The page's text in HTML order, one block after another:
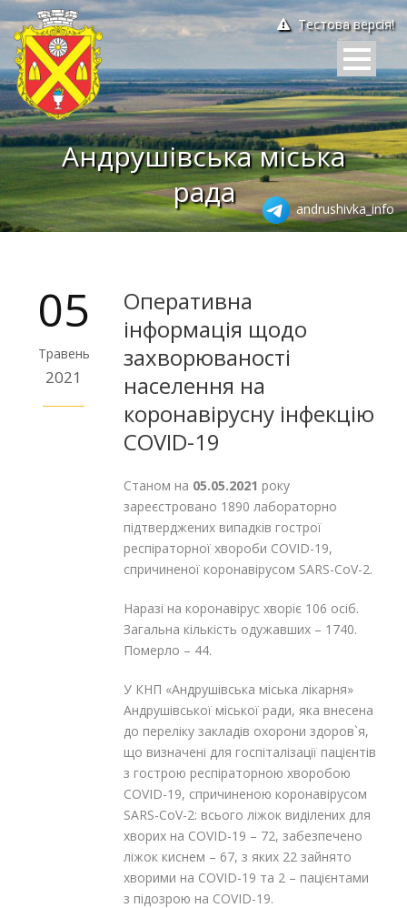
Тестова версія!
Андрушівська міська
рада
andrushivka_info
05
Травень
2021
Оперативна
інформація щодо
захворюваності
населення на
коронавірусну інфекцію
COVID-19
Станом на 05.05.2021 року
зареєстровано 1890 лабораторно
підтверджених випадків гострої
респіраторної хвороби СОVID-19,
спричиненої коронавірусом SARS-СоV-2.
Наразі на коронавірус хворіє 106 осіб.
Загальна кількість одужавших – 1740.
Померло – 44.
У КНП «Андрушівська міська лікарня»
Андрушівської міської ради, яка внесена
до переліку закладів охорони здоров`я,
що визначені для госпіталізації пацієнтів
з гострою респіраторною хворобою
COVID-19, спричиненою коронавірусом
SARS-CoV-2: всього ліжок виділених для
хворих на COVID-19 – 72, забезпечено
ліжок киснем – 67, з яких 22 зайнято
хворими на COVID-19 та 2 – пацієнтами
з підозрою на COVID-19.